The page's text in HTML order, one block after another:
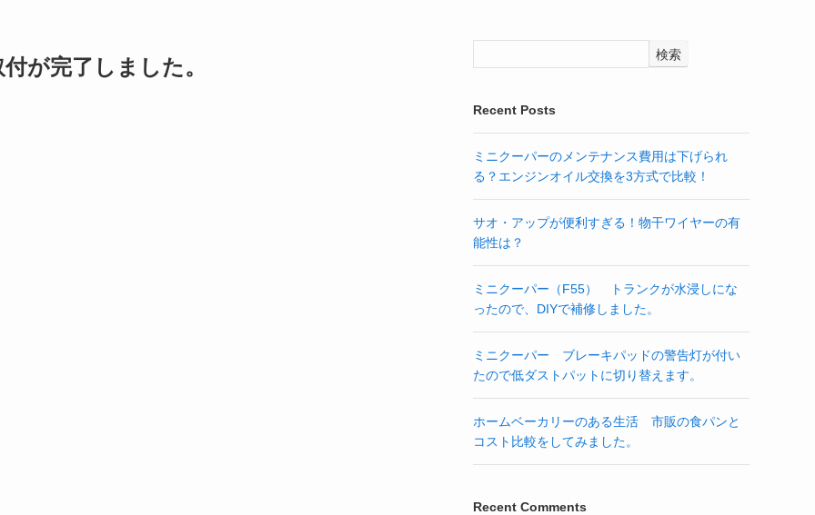
が完了しました。 検索
Recent Posts
ミニクーパーのメンテナンス費用は下げられ
る？エンジンオイル交換を3方式で比較！
サオ・アップが便利すぎる！物干ワイヤーの有
能性は？
ミニクーパー（F55） トランクが水浸しにな
ったので、DIYで補修しました。
ミニクーパー ブレーキパッドの警告灯が付い
たので低ダストパットに切り替えます。
ホームベーカリーのある生活 市販の食パンと
コスト比較をしてみました。
Recent Comments